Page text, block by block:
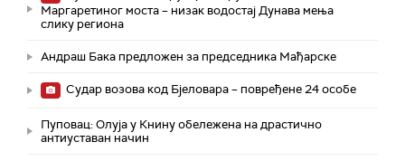
Маргаретиног моста – низак водостај Дунава мења
слику региона
Андраш Бакa предложен за председника Мађарске
Судар возова код Бјеловара – повређене 24 особе
Пуповац: Олуја у Книну обележена на драстично
антиуставан начин